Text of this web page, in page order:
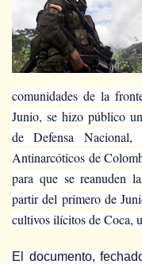
comunidades de la
Junio, se hizo público
de Defensa
Antinarcóticos de
para que se reanuden
partir del primero de
cultivos ilícitos de Coca,
El documento,